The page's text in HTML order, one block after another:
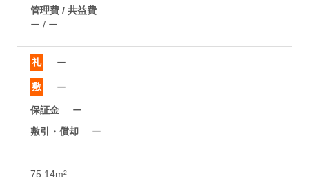
管理費 / 共益費
ー / ー
礼 ー
敷 ー
保証金
ー
敷引・償却
ー
75.14m²